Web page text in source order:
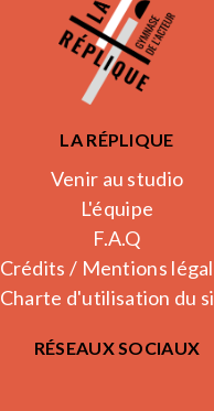
LA RÉPLIQUE
Venir au studio
L'équipe
F.A.Q
Crédits / Mentions
Charte d'utilisation du
RÉSEAUX SOCIAUX